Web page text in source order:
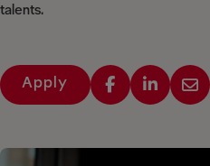
talents.
Apply